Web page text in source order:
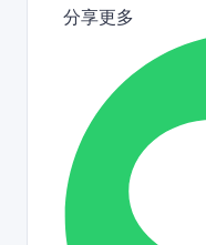
分享更多